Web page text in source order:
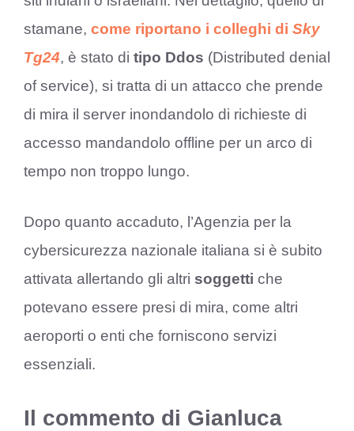
stamane, come riportano i colleghi di Sky
Tg24, è stato di tipo Ddos (Distributed denial
of service), si tratta di un attacco che prende
di mira il server inondandolo di richieste di
accesso mandandolo offline per un arco di
tempo non troppo lungo.
Dopo quanto accaduto, l’Agenzia per la
cybersicurezza nazionale italiana si è subito
attivata allertando gli altri soggetti che
potevano essere presi di mira, come altri
aeroporti o enti che forniscono servizi
essenziali.
Il commento di Gianluca